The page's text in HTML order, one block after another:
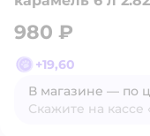
980 ₽
+19,60
В магазине — по
Скажите на кассе